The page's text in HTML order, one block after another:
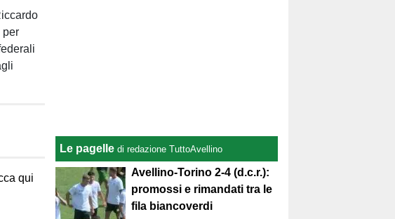
per
qui
Le pagelle di redazione TuttoAvellino
Avellino-Torino 2-4 (d.c.r.):
promossi e rimandati tra le
fila biancoverdi